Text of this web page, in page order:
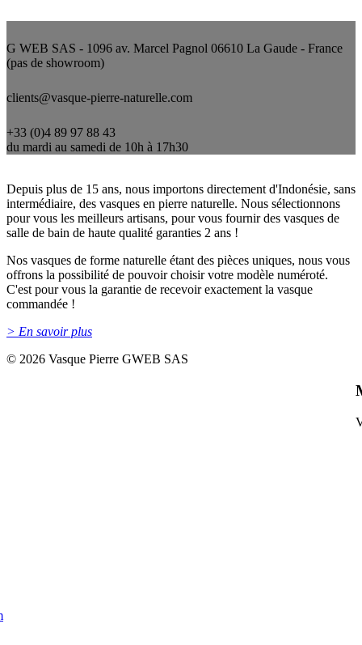
G WEB SAS - 1096 av. Marcel Pagnol 06610 La Gaude - France
(pas de showroom)
clients@vasque-pierre-naturelle.com
+33 (0)4 89 97 88 43
du mardi au samedi de 10h à 17h30
Depuis plus de 15 ans, nous importons directement d'Indonésie, sans
intermédiaire, des vasques en pierre naturelle. Nous sélectionnons
pour vous les meilleurs artisans, pour vous fournir des vasques de
salle de bain de haute qualité garanties 2 ans !
Nos vasques de forme naturelle étant des pièces uniques, nous vous
offrons la possibilité de pouvoir choisir votre modèle numéroté.
C'est pour vous la garantie de recevoir exactement la vasque
commandée !
> En savoir plus
© 2026 Vasque Pierre GWEB SAS